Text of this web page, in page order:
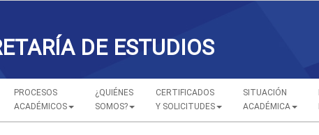
DE ESTUDIOS
PROCESOS
ACADÉMICOS
¿QUIÉNES
SOMOS?
CERTIFICADOS
Y SOLICITUDES
SITUACIÓN
ACADÉMICA